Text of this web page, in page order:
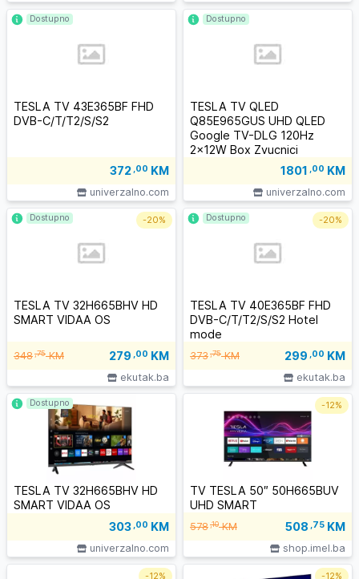
TESLA TV 43E365BF FHD
DVB-C/T/T2/S/S2
372 ,00 KM
univerzalno.com
Dostupno
TESLA TV QLED
Q85E965GUS UHD QLED
Google TV-DLG 120Hz
2x12W Box Zvucnici
1801 ,00 KM
univerzalno.com
Dostupno
TESLA TV 32H665BHV HD
SMART VIDAA OS
348,75KM 279 ,00 KM
ekutak.ba
Dostupno -20%
TESLA TV 40E365BF FHD
DVB-C/T/T2/S/S2 Hotel
mode
373,75KM 299 ,00 KM
ekutak.ba
Dostupno -20%
TESLA TV 32H665BHV HD
SMART VIDAA OS
303 ,00 KM
univerzalno.com
Dostupno
TV TESLA 50″ 50H665BUV
UHD SMART
578,10KM 508 ,75 KM
shop.imel.ba
-12%
-12% -12%